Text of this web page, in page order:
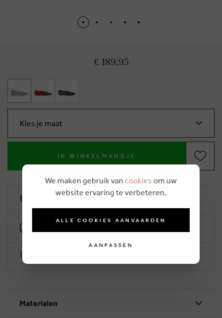
€ 189,95
Kies je maat
IN WINKELMANDJE
Materialen
We maken gebruik van cookies om uw
website ervaring te verbeteren.
ALLE COOKIES AANVAARDEN
AANPASSEN